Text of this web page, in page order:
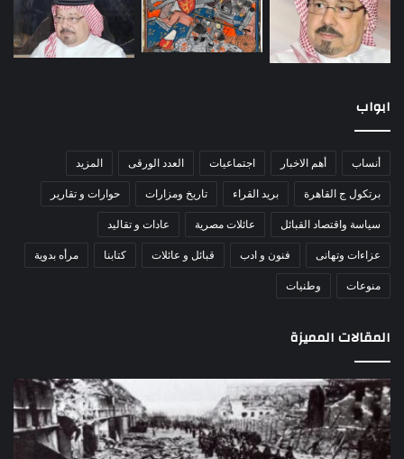
ابواب
أنساب أهم الاخبار اجتماعيات العدد الورقى المزيد
برتكول ج القاهرة بريد القراء تاريخ ومزارات حوارات و تقارير
سياسة واقتصاد القبائل عائلات مصرية عادات و تقاليد
عزاءات وتهانى فنون و ادب قبائل و عائلات كتابنا مرأه بدوية
منوعات وطنيات
المقالات المميزة
مذبحة
اللد..
القصة
الكاملة